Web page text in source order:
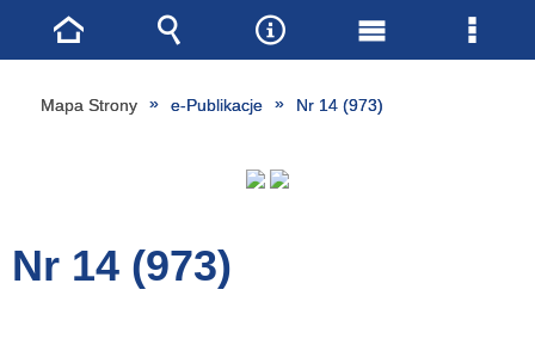
Mapa Strony e-Publikacje Nr 14 (973)
Nr 14 (973)
Strona
główna
Wyszukiwarka
NarzędziaMenu
główne
Menu